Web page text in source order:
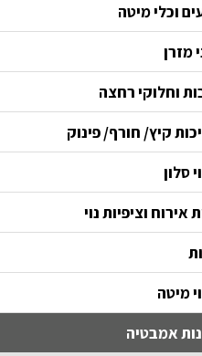
וכלי מיטה
מזרן
וחלוקי רחצה
קיץ/ חורף/ פינוק
סלון
אירוח וציפיות נוי
מיטה
אמבטיה